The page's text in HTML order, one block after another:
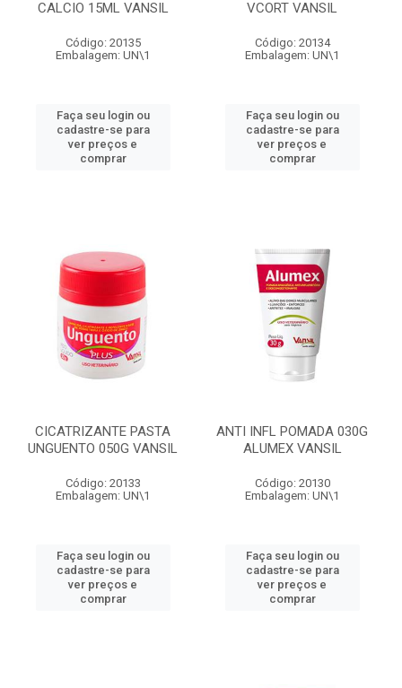
CALCIO 15ML VANSIL
Código: 20135
Embalagem: UN\1
Faça seu login ou
cadastre-se para
ver preços e
comprar
VCORT VANSIL
Código: 20134
Embalagem: UN\1
Faça seu login ou
cadastre-se para
ver preços e
comprar
CICATRIZANTE PASTA
UNGUENTO 050G VANSIL
Código: 20133
Embalagem: UN\1
Faça seu login ou
cadastre-se para
ver preços e
comprar
ANTI INFL POMADA 030G
ALUMEX VANSIL
Código: 20130
Embalagem: UN\1
Faça seu login ou
cadastre-se para
ver preços e
comprar